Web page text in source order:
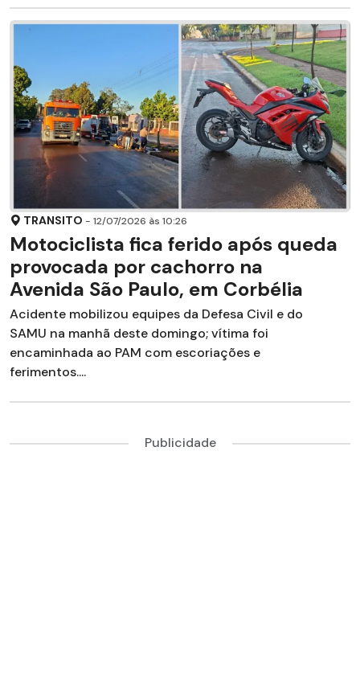
TRANSITO - 12/07/2026 às 10:26
Motociclista fica ferido após queda
provocada por cachorro na
Avenida São Paulo, em Corbélia
Acidente mobilizou equipes da Defesa Civil e do
SAMU na manhã deste domingo; vítima foi
encaminhada ao PAM com escoriações e
ferimentos....
Publicidade